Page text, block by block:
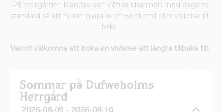
På herrgården blandas den dåtida charmen med dagens
standard så att ni kan njuta av er weekend eller vistelse till
fullo.
Varmt välkomna att boka en vistelse att längta tillbaka till.
Sommar på Dufweholms
Herrgård